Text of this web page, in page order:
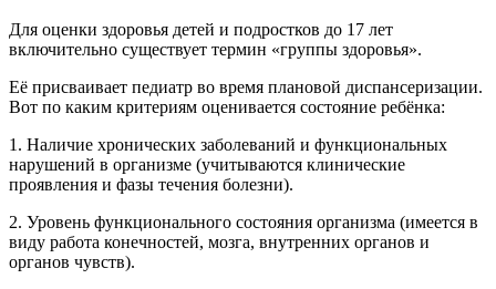
Для оценки здоровья детей и подростков до 17 лет
включительно существует термин «группы здоровья».
Её присваивает педиатр во время плановой диспансеризации.
Вот по каким критериям оценивается состояние ребёнка:
1. Наличие хронических заболеваний и функциональных
нарушений в организме (учитываются клинические
проявления и фазы течения болезни).
2. Уровень функционального состояния организма (имеется в
виду работа конечностей, мозга, внутренних органов и
органов чувств).